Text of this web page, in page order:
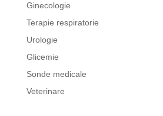
Ginecologie
Terapie respiratorie
Urologie
Glicemie
Sonde medicale
Veterinare